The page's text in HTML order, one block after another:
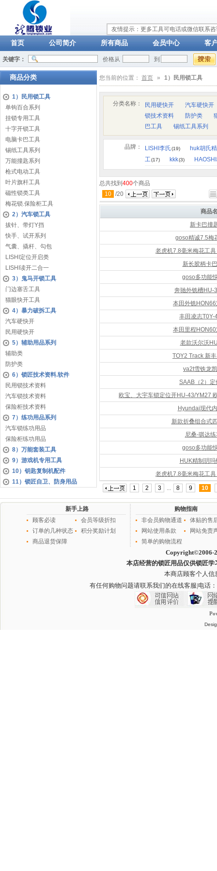
友情提示：更多工具可电话或微信联系
首页 公司简介 所有商品 会员中心 客
关键字： 价格从 到
商品分类
1）民用锁工具
单钩百合系列
挂锁专用工具
十字开锁工具
电脑卡巴工具
锡纸工具系列
万能撞匙系列
枪式电动工具
叶片旗杆工具
磁性锁类工具
梅花锁.保险柜工具
2）汽车锁工具
拔针、带灯Y挡
快手、试开系列
气囊、撬杆、勾包
LISHI定位开启类
LISHI读开二合一
3）鬼马开锁工具
门边塞舌工具
猫眼快开工具
4）暴力破拆工具
汽车硬快开
民用硬快开
5）辅助用品系列
辅助类
防护类
6）锁匠技术资料.软件
民用锁技术资料
汽车锁技术资料
保险柜技术资料
7）练功用品系列
汽车锁练功用品
保险柜练功用品
8）万能套装工具
9）游戏机专用工具
10）钥匙复制机配件
11）锁匠自卫、防身用品
您当前的位置： 首页 » 1）民用锁工具
分类名称： 民用硬快开
汽车硬快开
锁技术资料
防护类
巴工具
锡纸工具系列
品牌： LISHI李氏(19)
huk胡氏
工(17) kkk(3)
总共找到 400个商品
10 /20
商品
新卡巴撞
goso精诚7.5梅
老虎机7.8毫米梅花工
新长胶柄卡
goso多功能
奔驰外铣槽HU-
本田外铣
丰田凌志T0Y-
本田里程
老款沃尔沃
TOY2 Track 新
va2t雪铁龙
SAAB（2）
欧宝、大宇车锁定位开HU-43/YM27
Hyundai现代
新款折叠组合式
尼桑-骐达
goso多功能
HUK精制玥
老虎机7.8毫米梅花工
1 2 3 ... 8 9 10
新手上路
顾客必读
会员等级折扣
订单的几种状态
积分奖励计划
商品退货保障
购物指南
非会员购物通道
体贴的售
网站使用条款
网站免责
简单的购物流程
Copyright©2006-
本店经营的锁匠用品仅供锁匠
本商店顾客个人信
有任何购物问题请联系我们的在线客服|电话：